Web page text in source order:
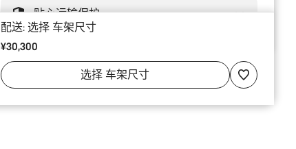
贴心运输保护
配送: 选择 车架尺寸
¥30,300
选择 车架尺寸